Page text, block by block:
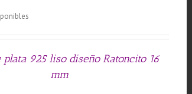
925 liso diseño Ratoncito 16
mm